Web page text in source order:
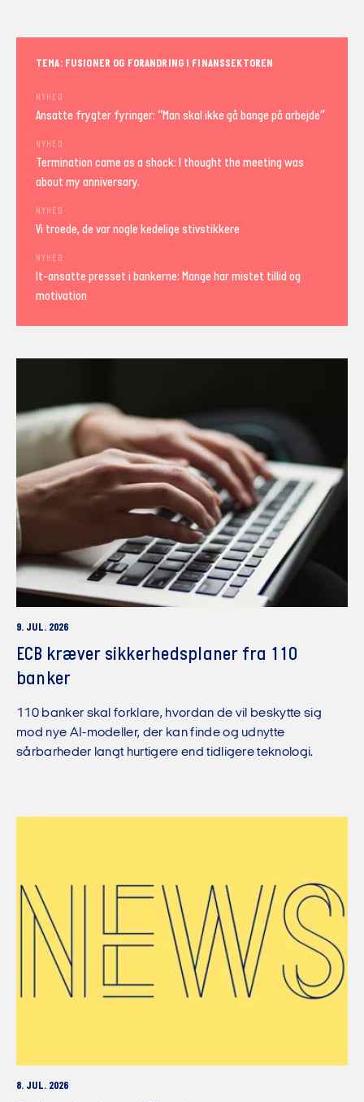
TEMA: FUSIONER OG FORANDRING I FINANSSEKTOREN
NYHED
Ansatte frygter fyringer: “Man skal ikke gå bange på arbejde”
NYHED
Termination came as a shock: I thought the meeting was
about my anniversary.
NYHED
Vi troede, de var nogle kedelige stivstikkere
NYHED
It-ansatte presset i bankerne: Mange har mistet tillid og
motivation
9. JUL. 2026
ECB kræver sikkerhedsplaner fra 110
banker
110 banker skal forklare, hvordan de vil beskytte sig
mod nye AI-modeller, der kan finde og udnytte
sårbarheder langt hurtigere end tidligere teknologi.
8. JUL. 2026